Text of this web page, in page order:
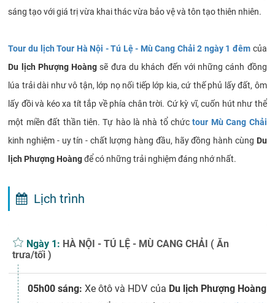
sáng tạo với giá trị vừa khai thác vừa bảo vệ và tôn tạo thiên nhiên.
Tour du lịch Tour Hà Nội - Tú Lệ - Mù Cang Chải 2 ngày 1 đêm của
Du lịch Phượng Hoàng sẽ đưa du khách đến với những cánh đồng
lúa trải dài như vô tận, lớp nọ nối tiếp lớp kia, cứ thế phủ lấy đất, ôm
lấy đồi và kéo xa tít tắp về phía chân trời. Cứ kỳ vĩ, cuốn hút như thể
một miền đất thần tiên. Tự hào là nhà tổ chứctour Mù Cang Chải
kinh nghiệm - uy tín - chất lượng hàng đầu, hãy đồng hành cùng Du
lịch Phượng Hoàngđể có những trải nghiệm đáng nhớ nhất.
Lịch trình
Ngày 1: HÀ NỘI - TÚ LỆ - MÙ CANG CHẢI ( Ăn
trưa/tối )
05h00 sáng: Xe ôtô và HDV của Du lịch Phượng Hoàng